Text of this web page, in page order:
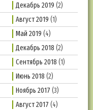
Декабрь 2019 (2)
Август 2019 (1)
Май 2019 (4)
Декабрь 2018 (2)
Сентябрь 2018 (1)
Июнь 2018 (2)
Ноябрь 2017 (3)
Август 2017 (4)